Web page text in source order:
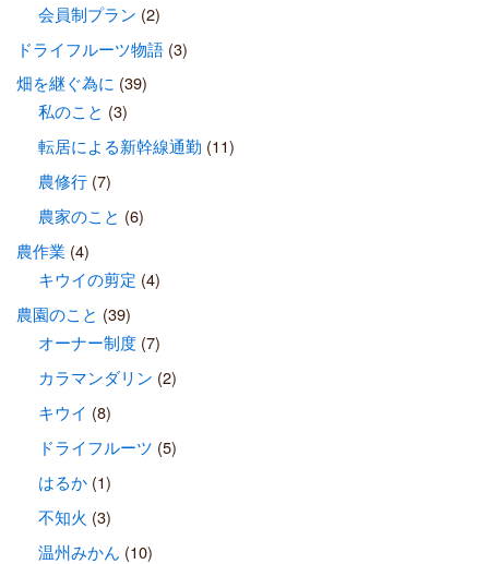
会員制プラン (2)
ドライフルーツ物語(3)
畑を継ぐ為に (39)
私のこと (3)
転居による新幹線通勤 (11)
農修行(7)
農家のこと (6)
農作業 (4)
キウイの剪定 (4)
農園のこと (39)
オーナー制度(7)
カラマンダリン (2)
キウイ (8)
ドライフルーツ (5)
はるか(1)
不知火 (3)
温州みかん (10)